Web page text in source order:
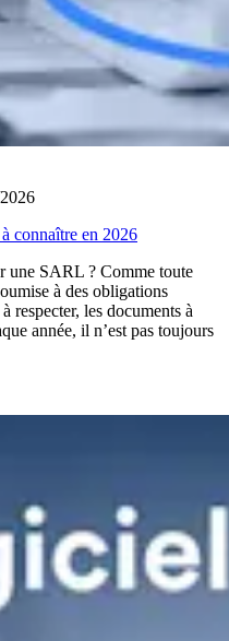
connaître en 2026
une SARL ? Comme toute
à des obligations
respecter, les documents à
année, il n’est pas toujours